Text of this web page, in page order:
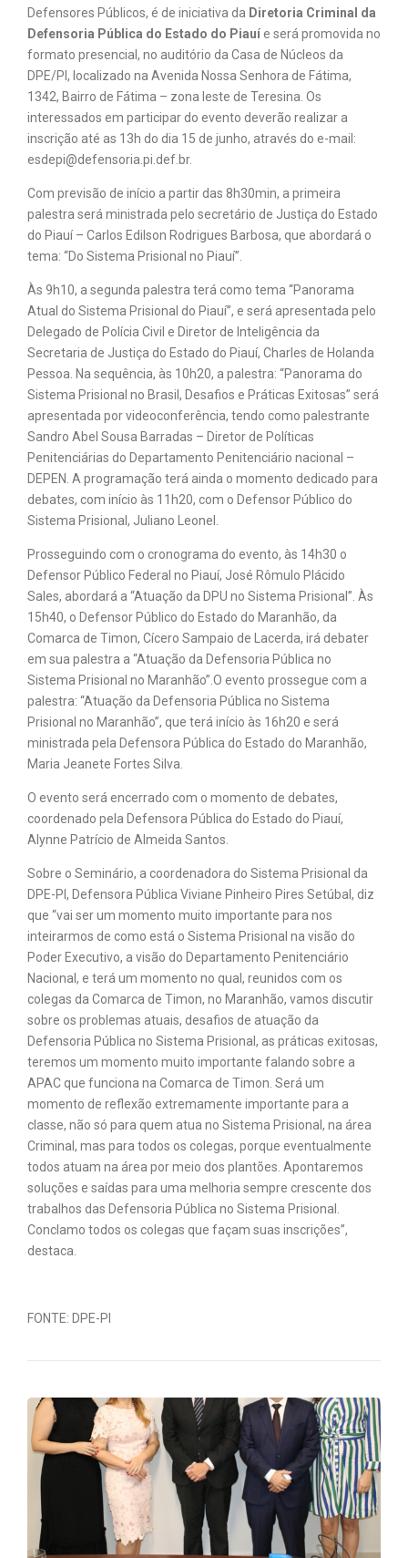
Defensores Públicos, é de iniciativa da Diretoria Criminal da
Defensoria Pública do Estado do Piauíe será promovida no
formato presencial, no auditório da Casa de Núcleos da
DPE/PI, localizado na Avenida Nossa Senhora de Fátima,
1342, Bairro de Fátima – zona leste de Teresina. Os
interessados em participar do evento deverão realizar a
inscrição até as 13h do dia 15 de junho, através do e-mail:
esdepi@defensoria.pi.def.br.
Com previsão de início a partir das 8h30min, a primeira
palestra será ministrada pelo secretário de Justiça do Estado
do Piauí – Carlos Edilson Rodrigues Barbosa, que abordará o
tema: “Do Sistema Prisional no Piauí”.
Às 9h10, a segunda palestra terá como tema “Panorama
Atual do Sistema Prisional do Piauí”, e será apresentada pelo
Delegado de Polícia Civil e Diretor de Inteligência da
Secretaria de Justiça do Estado do Piauí, Charles de Holanda
Pessoa. Na sequência, às 10h20, a palestra: “Panorama do
Sistema Prisional no Brasil, Desafios e Práticas Exitosas” será
apresentada por videoconferência, tendo como palestrante
Sandro Abel Sousa Barradas – Diretor de Políticas
Penitenciárias do Departamento Penitenciário nacional –
DEPEN. A programação terá ainda o momento dedicado para
debates, com início às 11h20, com o Defensor Público do
Sistema Prisional, Juliano Leonel.
Prosseguindo com o cronograma do evento, às 14h30 o
Defensor Público Federal no Piauí, José Rômulo Plácido
Sales, abordará a “Atuação da DPU no Sistema Prisional”. Às
15h40, o Defensor Público do Estado do Maranhão, da
Comarca de Timon, Cícero Sampaio de Lacerda, irá debater
em sua palestra a “Atuação da Defensoria Pública no
Sistema Prisional no Maranhão”.O evento prossegue com a
palestra: “Atuação da Defensoria Pública no Sistema
Prisional no Maranhão”, que terá início às 16h20 e será
ministrada pela Defensora Pública do Estado do Maranhão,
Maria Jeanete Fortes Silva.
O evento será encerrado com o momento de debates,
coordenado pela Defensora Pública do Estado do Piauí,
Alynne Patrício de Almeida Santos.
Sobre o Seminário, a coordenadora do Sistema Prisional da
DPE-PI, Defensora Pública Viviane Pinheiro Pires Setúbal, diz
que “vai ser um momento muito importante para nos
inteirarmos de como está o Sistema Prisional na visão do
Poder Executivo, a visão do Departamento Penitenciário
Nacional, e terá um momento no qual, reunidos com os
colegas da Comarca de Timon, no Maranhão, vamos discutir
sobre os problemas atuais, desafios de atuação da
Defensoria Pública no Sistema Prisional, as práticas exitosas,
teremos um momento muito importante falando sobre a
APAC que funciona na Comarca de Timon. Será um
momento de reflexão extremamente importante para a
classe, não só para quem atua no Sistema Prisional, na área
Criminal, mas para todos os colegas, porque eventualmente
todos atuam na área por meio dos plantões. Apontaremos
soluções e saídas para uma melhoria sempre crescente dos
trabalhos das Defensoria Pública no Sistema Prisional.
Conclamo todos os colegas que façam suas inscrições”,
destaca.
FONTE: DPE-PI